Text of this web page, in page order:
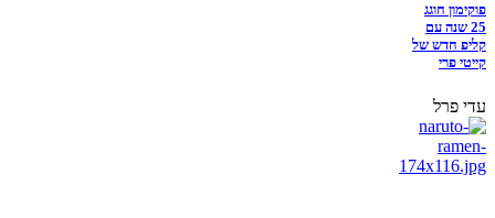
פוקימון חוגג
25 שנה עם
קליפ חדש של
קייטי פרי
עדי פרל